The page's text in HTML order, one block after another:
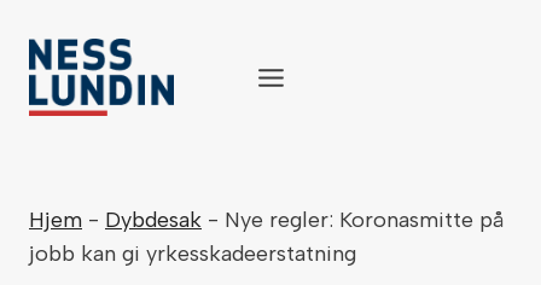
content
Hjem - Dybdesak - Nye regler: Koronasmitte på
jobb kan gi yrkesskadeerstatning